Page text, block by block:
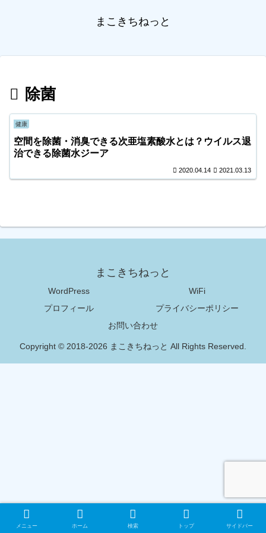
まこきちねっと
除菌
健康
空間を除菌・消臭できる次亜塩素酸水とは？ウイルス退
治できる除菌水ジーア
2020.04.14 2021.03.13
まこきちねっと
WordPress
WiFi
プロフィール
プライバシーポリシー
お問い合わせ
Copyright © 2018-2026 まこきちねっと All Rights Reserved.
メニュー ホーム 検索 トップ サイドバー